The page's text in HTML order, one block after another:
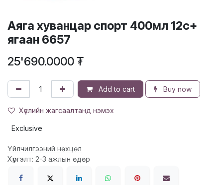
Аяга хуванцар спорт 400мл 12с+
ягаан 6657
25'690.0000₮
Add to cart Buy now
Хүслийн жагсаалтанд нэмэх
Exclusive
Үйлчилгээний нөхцөл
Хүргэлт: 2-3 ажлын өдөр